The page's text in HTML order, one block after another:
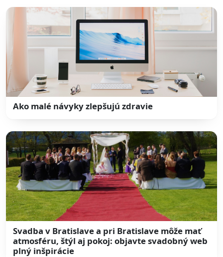
Ako malé návyky zlepšujú zdravie
Svadba v Bratislave a pri Bratislave môže mať
atmosféru, štýl aj pokoj: objavte svadobný web
plný inšpirácie